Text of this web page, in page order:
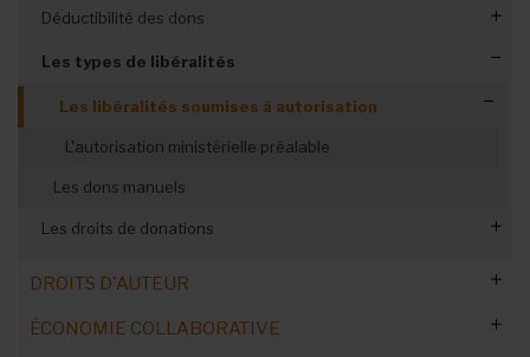
Déclarations du Pr. M et du Pr. P
Comment faire la déclaration ?
Régime fiscal des revenus immobiliers
Revenus immobiliers : exemptions
Déductibilité des dons
Déductibilité des dons en ligne
Les types de libéralités
Les libéralités soumises à autorisation
L'autorisation ministérielle préalable
Les dons manuels
Les droits de donations
DROITS D'AUTEUR
Droits d'auteur et TVA
ÉCONOMIE COLLABORATIVE